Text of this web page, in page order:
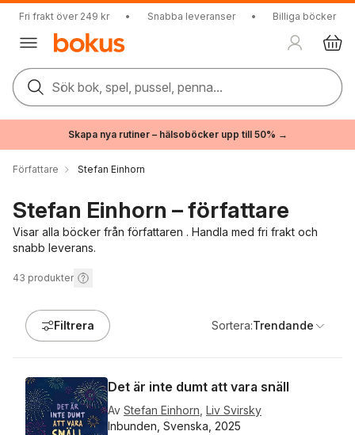
Fri frakt över 249 kr • Snabba leveranser • Billiga böcker
Sök bok, spel, pussel, penna...
Skapa nya rutiner – hälsoböcker upp till 50% →
Författare Stefan Einhorn
Stefan Einhorn – författare
Visar alla böcker från författaren . Handla med fri frakt och
snabb leverans.
43 produkter
Filtrera Sortera:Trendande
Det är inte dumt att vara snäll
Av Stefan Einhorn Liv Svirsky
Inbunden, Svenska, 2025